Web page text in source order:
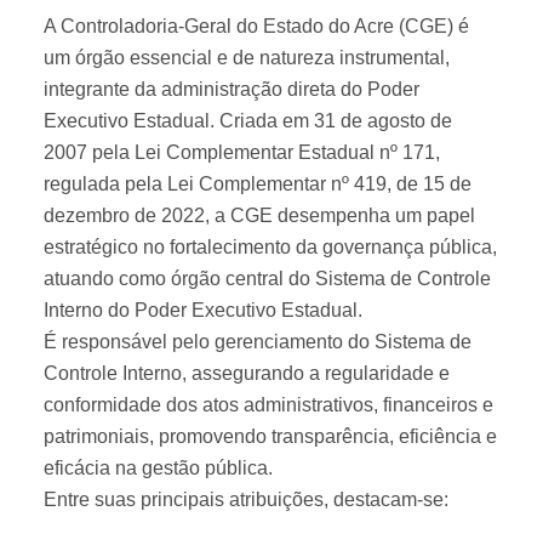
A Controladoria-Geral do Estado do Acre (CGE) é
um órgão essencial e de natureza instrumental,
integrante da administração direta do Poder
Executivo Estadual. Criada em 31 de agosto de
2007 pela Lei Complementar Estadual nº 171,
regulada pela Lei Complementar nº 419, de 15 de
dezembro de 2022, a CGE desempenha um papel
estratégico no fortalecimento da governança pública,
atuando como órgão central do Sistema de Controle
Interno do Poder Executivo Estadual.
É responsável pelo gerenciamento do Sistema de
Controle Interno, assegurando a regularidade e
conformidade dos atos administrativos, financeiros e
patrimoniais, promovendo transparência, eficiência e
eficácia na gestão pública.
Entre suas principais atribuições, destacam-se: